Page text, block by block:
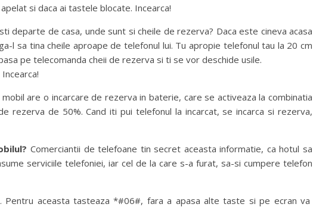
si daca ai tastele blocate. Incearca!
departe de casa, unde sunt si cheile de rezerva? Daca este cineva acasa
l sa tina cheile aproape de telefonul lui. Tu apropie telefonul tau la 20 cm
pe telecomanda cheii de rezerva si ti se vor deschide usile.
are o incarcare de rezerva in baterie, care se activeaza la combinatia
rezerva de 50%. Cand iti pui telefonul la incarcat, se incarca si rezerva,
Comerciantii de telefoane tin secret aceasta informatie, ca hotul sa
serviciile telefoniei, iar cel de la care s-a furat, sa-si cumpere telefon
Pentru aceasta tasteaza *#06#, fara a apasa alte taste si pe ecran va